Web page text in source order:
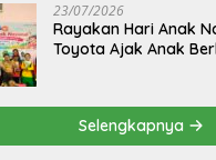
23/07/2026
Rayakan Hari Anak
Toyota Ajak Anak
Selengkapnya